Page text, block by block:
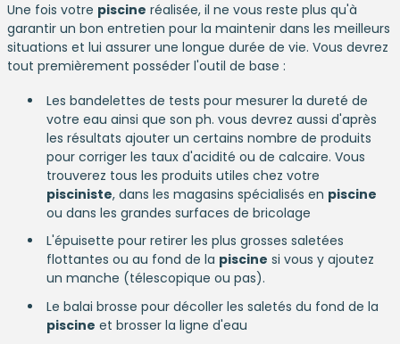
Une fois votre piscine réalisée, il ne vous reste plus qu'à
garantir un bon entretien pour la maintenir dans les meilleurs
situations et lui assurer une longue durée de vie. Vous devrez
tout premièrement posséder l'outil de base :
Les bandelettes de tests pour mesurer la dureté de
votre eau ainsi que son ph. vous devrez aussi d'après
les résultats ajouter un certains nombre de produits
pour corriger les taux d'acidité ou de calcaire. Vous
trouverez tous les produits utiles chez votre
pisciniste, dans les magasins spécialisés en piscine
ou dans les grandes surfaces de bricolage
L'épuisette pour retirer les plus grosses saletées
flottantes ou au fond de la piscine si vous y ajoutez
un manche (télescopique ou pas).
Le balai brosse pour décoller les saletés du fond de la
piscine et brosser la ligne d'eau